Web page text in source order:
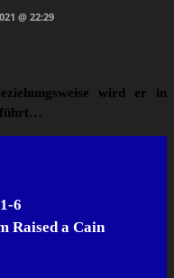
@ 22:29
wird er in
6
Raised a Cain